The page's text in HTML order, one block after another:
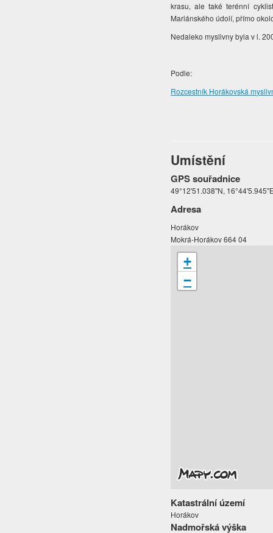
krasu, ale také terénní
Mariánského údolí, přímo
Nedaleko myslivny byla v l.
Podle:
Rozcestník Horákovská
Umístění
GPS souřadnice
49°12'51.038"N,
Adresa
Horákov
Mokrá-Horákov 664 04
+
−
Katastrální území
Horákov
Nadmořská výška